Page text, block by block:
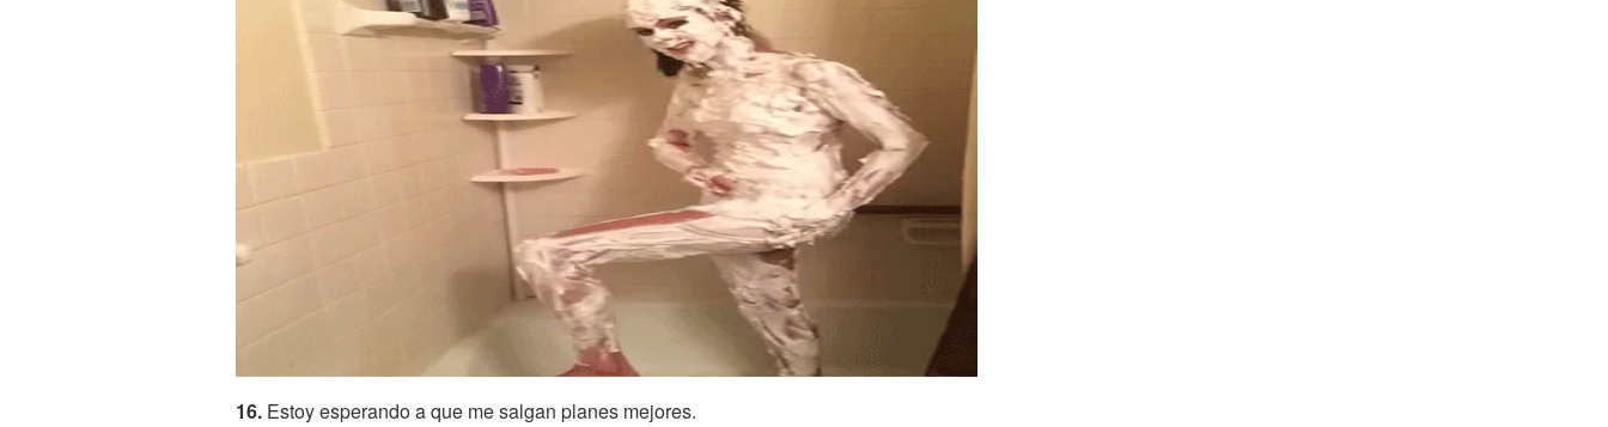
16. Estoy esperando a que me salgan planes mejores.